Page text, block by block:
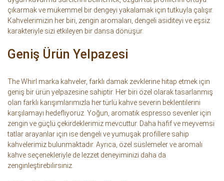
çıkarmak ve mükemmel bir dengeyi yakalamak için tutkuyla çalışır.
Kahvelerimizin her biri, zengin aromaları, dengeli asiditeyi ve eşsiz
karakteriyle sizi etkileyen bir dansa dönüşür.
Geniş Ürün Yelpazesi
The Whirl marka kahveler, farklı damak zevklerine hitap etmek için
geniş bir ürün yelpazesine sahiptir. Her biri özel olarak tasarlanmış
olan farklı karışımlarımızla her türlü kahve severin beklentilerini
karşılamayı hedefliyoruz. Yoğun, aromatik espresso sevenler için
zengin ve güçlü çekirdeklerimiz mevcuttur. Daha hafif ve meyvemsi
tatlar arayanlar için ise dengeli ve yumuşak profillere sahip
kahvelerimiz bulunmaktadır. Ayrıca, özel süslemeler ve aromalı
kahve seçenekleriyle de lezzet deneyiminizi daha da
zenginleştirebilirsiniz.